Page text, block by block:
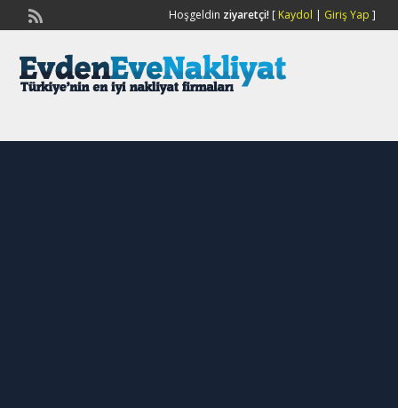
Hoşgeldin ziyaretçi![ Kaydol | Giriş Yap ]